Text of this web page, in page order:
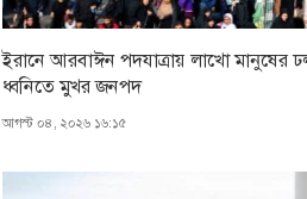
ইরানে আরবাঈন পদযাত্রায় লাখো মানুষের
ধ্বনিতে মুখর জনপদ
আগস্ট ০৪, ২০২৬ ১৬:১৫